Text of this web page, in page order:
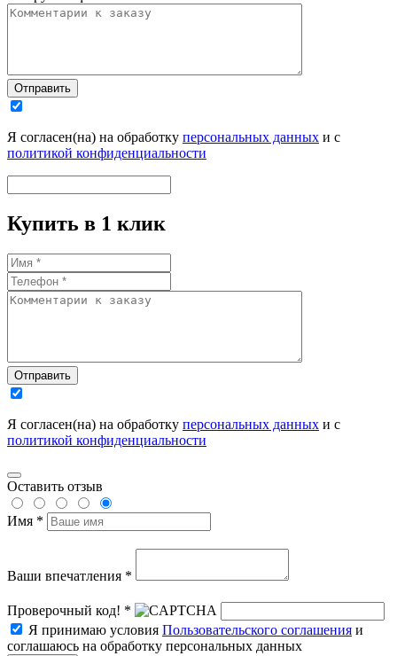
Отправить
Я согласен(на) на обработку персональных данных и с
политикой конфиденциальности
Купить в 1 клик
Отправить
Я согласен(на) на обработку персональных данных и с
политикой конфиденциальности
Оставить отзыв
Имя *
Ваши впечатления *
Проверочный код! *
Я принимаю условия Пользовательского соглашения и
соглашаюсь на обработку персональных данных